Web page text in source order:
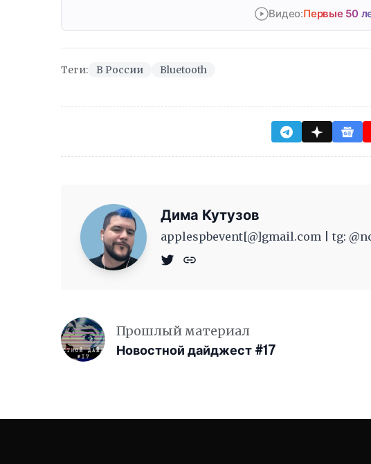
Видео:Первые 50
Теги: В России Bluetooth
Дима Кутузов
applespbevent[@]gmail.com | tg:
Прошлый материал
Новостной дайджест #17